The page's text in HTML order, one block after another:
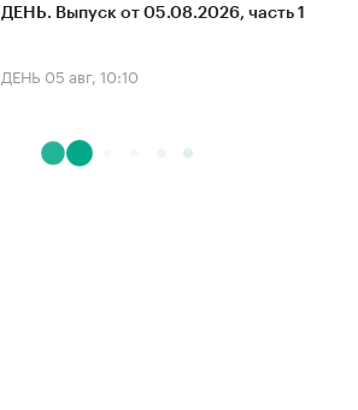
ДЕНЬ. Выпуск от 05.08.2026, часть 1
ДЕНЬ 05 авг, 10:10